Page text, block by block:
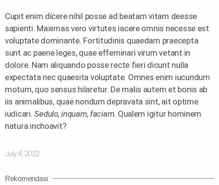
Cupit enim dícere nihil posse ad beatam vitam deesse
sapienti. Maximas vero virtutes iacere omnis necesse est
voluptate dominante. Fortitudinis quaedam praecepta
sunt ac paene leges, quae effeminari virum vetant in
dolore. Nam aliquando posse recte fieri dicunt nulla
expectata nec quaesita voluptate. Omnes enim iucundum
motum, quo sensus hilaretur. De malis autem et bonis ab
iis animalibus, quae nondum depravata sint, ait optime
iudicari.Sedulo, inquam, faciam. Qualem igitur hominem
natura inchoavit?
July 4, 2022
Rekomendasi